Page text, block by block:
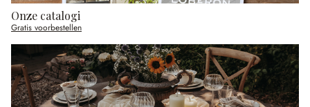
Onze catalogi
Gratis voorbestellen